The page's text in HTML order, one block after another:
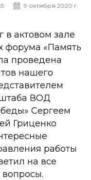
9 октября 2020 г.
в актовом зале
форума «Память
проведена
нашего
ВОД
Сергеем
Гриценко
работы
на все